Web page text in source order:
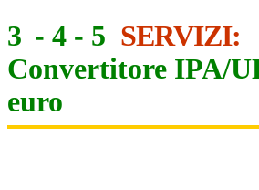
3 - 4 - 5 SERVIZI:
Convertitore IPA/
euro